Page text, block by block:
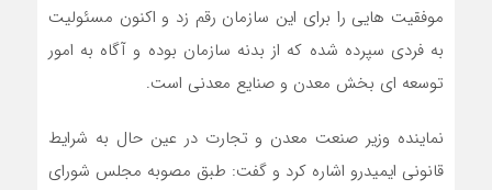
موفقیت هایی را برای این سازمان رقم زد و اکنون مسئولیت
به فردی سپرده شده که از بدنه سازمان بوده و آگاه به امور
توسعه ای بخش معدن و صنایع معدنی است.
نماینده وزیر صنعت معدن و تجارت در عین حال به شرایط
قانونی ایمیدرو اشاره کرد و گفت: طبق مصوبه مجلس شورای